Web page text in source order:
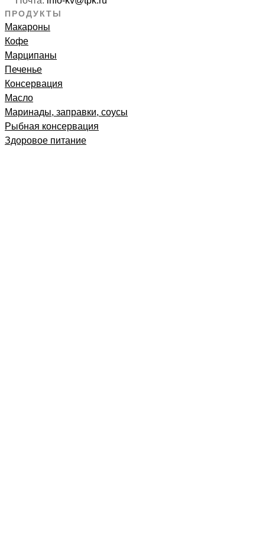
ПРОДУКТЫ
Макароны
Кофе
Марципаны
Печенье
Консервация
Масло
Маринады, заправки, соусы
Рыбная консервация
Здоровое питание